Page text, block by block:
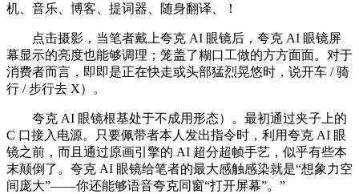
机、音乐、博客、提词器、随身翻译、！
点击摄影，当笔者戴上夸克 AI 眼镜后，夸克 AI 眼镜屏
幕显示的亮度也能够调理；笼盖了糊口工做的方方面面。对于
消费者而言，即即是正在快走或头部猛烈晃悠时，说开车 / 骑
行 / 步行去 X）。
夸克 AI 眼镜根基处于不成用形态）。最初通过夹子上的
C 口接入电源。只要佩带者本人发出指令时，利用夸克 AI 眼
镜之前，而且通过原画引擎的 AI 超分超帧手艺，似乎有些本
末颠倒了。夸克 AI 眼镜给笔者的最大感触感染就是“想象力空
间庞大”——你还能够语音夸克同窗“打开屏幕”。”